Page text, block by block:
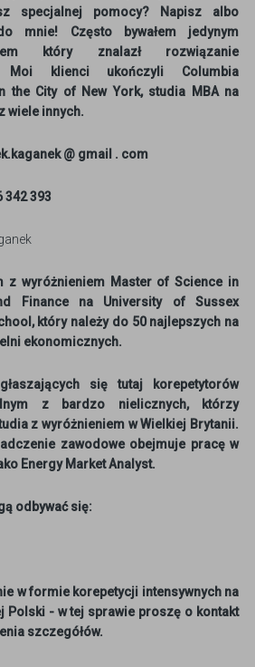
specjalnej pomocy? Napisz albo
mnie! Często bywałem jedynym
który znalazł rozwiązanie
Moi klienci ukończyli Columbia
the City of New York, studia MBA na
wiele innych.
@ gmail . com
342 393
z wyróżnieniem Master of Science in
Finance na University of Sussex
który należy do 50 najlepszych na
ekonomicznych.
się tutaj korepetytorów
z bardzo nielicznych, którzy
z wyróżnieniem w Wielkiej Brytanii.
zawodowe obejmuje pracę w
Energy Market Analyst.
odbywać się:
w formie korepetycji intensywnych na
Polski - w tej sprawie proszę o kontakt
szczegółów.